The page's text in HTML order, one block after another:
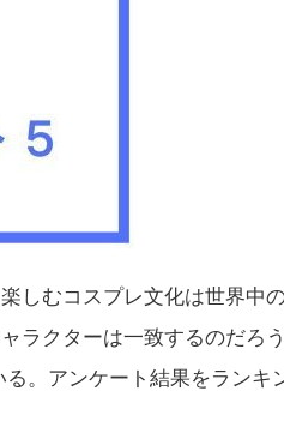
しむコスプレ文化は世界中
ラクターは一致するのだろ
。アンケート結果をランキ